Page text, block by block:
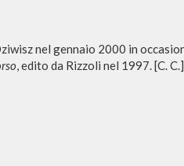
nel gennaio 2000 in
, edito da Rizzoli nel 1997. [C. C.]
ANNO